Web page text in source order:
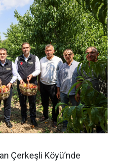
Çerkeşli Köyü’nde